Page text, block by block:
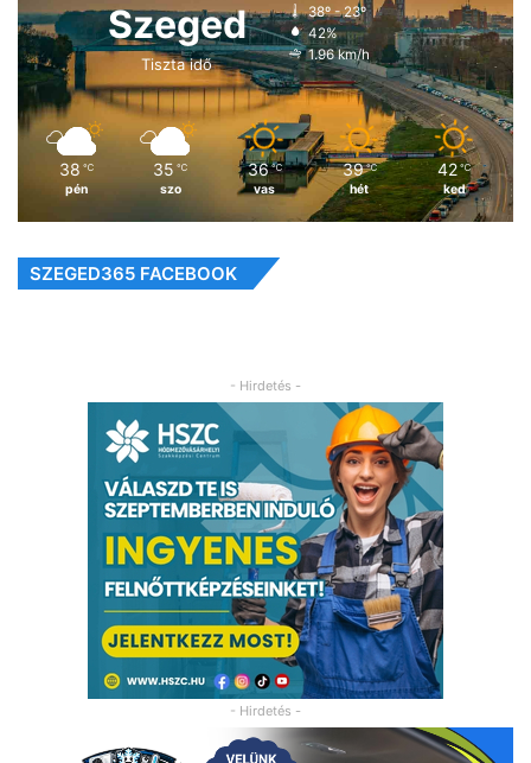
Szeged
Tiszta idő
38º - 23º
42%
1.96 km/h
38 ℃
pén
35 ℃
szo
36 ℃
vas
39 ℃
hét
42 ℃
ked
SZEGED365 FACEBOOK
- Hirdetés -
- Hirdetés -